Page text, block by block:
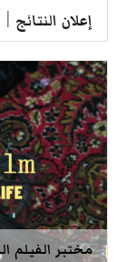
إعلان النتائج
مختبر الفيلم